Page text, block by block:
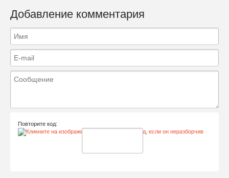
Добавление комментария
Повторите код: